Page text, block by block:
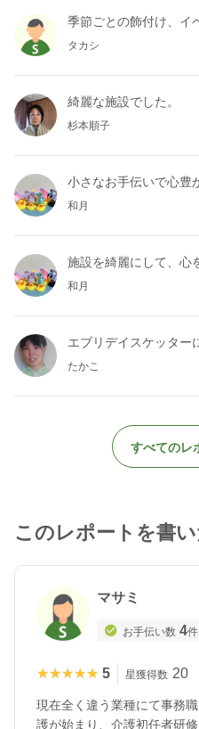
季節ごとの飾付け、イ
タカシ
綺麗な施設でした。
杉本順子
小さなお手伝いで心豊
和月
施設を綺麗にして、心
和月
エブリデイスケッター
たかこ
すべてのレ
このレポートを書
マサミ
お手伝い数 4件
★★★★★
★★★★★ 5 星獲得数 20
現在全く違う業種にて事務
護が始まり、介護初任者研